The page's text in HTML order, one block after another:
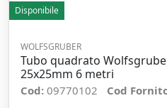
Disponibile
WOLFSGRUBER
Tubo quadrato
25x25mm 6 metri
Cod: 09770102 Cod